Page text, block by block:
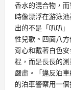
香水的混合物，
時像漂浮在游泳
出的不是「叭叭
性兒歌。四面八
背心和戴著白色
棍，而是長長的
嚴肅。「違反泊
的泊車警察用一